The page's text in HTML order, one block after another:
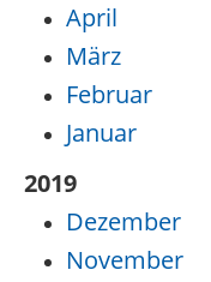
April
März
Februar
Januar
2019
Dezember
November